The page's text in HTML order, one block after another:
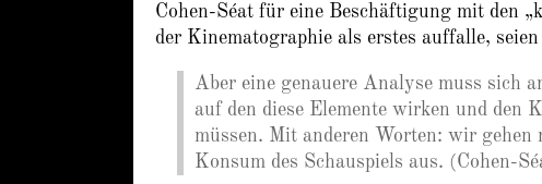
Cohen-Séat für eine Beschäftigung mit den
der Kinematographie als erstes auffalle,
Aber eine genauere Analyse muss sich
auf den diese Elemente wirken und den
müssen. Mit anderen Worten: wir
Konsum des Schauspiels aus. (Cohen-